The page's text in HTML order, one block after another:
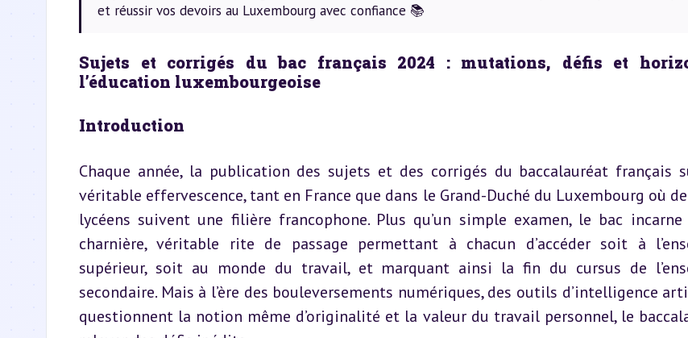
et réussir vos devoirs au Luxembourg avec confiance 📚
Sujets et corrigés du bac français 2024 : mutations, défis et
l’éducation luxembourgeoise
Introduction
Chaque année, la publication des sujets et des corrigés du baccalauréat français
véritable effervescence, tant en France que dans le Grand-Duché du Luxembourg où
lycéens suivent une filière francophone. Plus qu’un simple examen, le bac
charnière, véritable rite de passage permettant à chacun d’accéder soit à
supérieur, soit au monde du travail, et marquant ainsi la fin du cursus de
secondaire. Mais à l’ère des bouleversements numériques, des outils d’intelligence
questionnent la notion même d’originalité et la valeur du travail personnel, le